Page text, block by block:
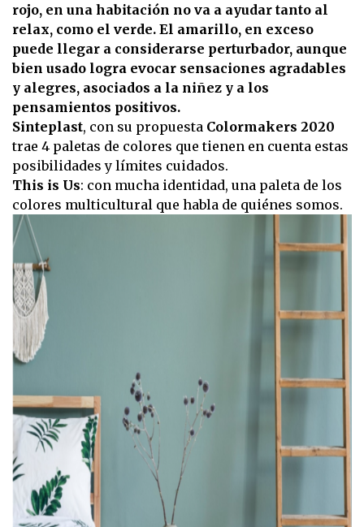
rojo, en una habitación no va a ayudar tanto al
relax, como el verde. El amarillo, en exceso
puede llegar a considerarse perturbador, aunque
bien usado logra evocar sensaciones agradables
y alegres, asociados a la niñez y a los
pensamientos positivos.
Sinteplast, con su propuesta Colormakers 2020
trae 4 paletas de colores que tienen en cuenta estas
posibilidades y límites cuidados.
This is Us: con mucha identidad, una paleta de los
colores multicultural que habla de quiénes somos.